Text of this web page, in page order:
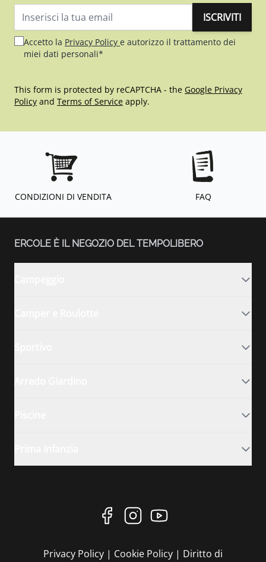
ISCRIVITI
Accetto la Privacy Policy e autorizzo il trattamento dei
miei dati personali*
This form is protected by reCAPTCHA - the Google Privacy
Policy and Terms of Service apply.
CONDIZIONI DI VENDITA FAQ
ERCOLE È IL NEGOZIO DEL TEMPOLIBERO
Privacy Policy | Cookie Policy | Diritto di